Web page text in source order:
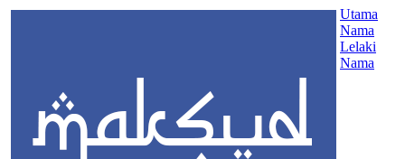
Utama
Nama
Lelaki
Nama